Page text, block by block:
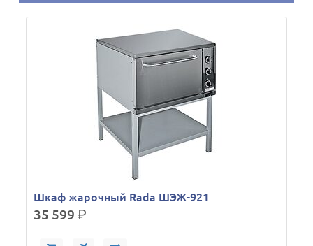
Шкаф жарочный Rada ШЭЖ-921
35 599р.